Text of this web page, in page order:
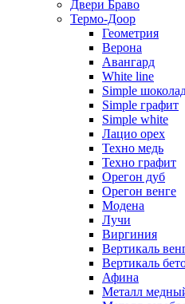
Двери Браво
Термо-Доор
Геометрия
Верона
Авангард
White line
Simple
Simple графит
Simple white
Лацио орех
Техно медь
Техно графит
Орегон дуб
Орегон венге
Модена
Лучи
Виргиния
Вертикаль
Вертикаль
Афина
Металл